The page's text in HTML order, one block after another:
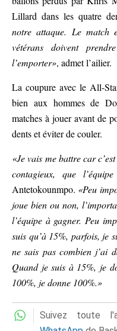
Lillard dans les quatre
notre attaque. Le match
vétérans doivent
l’emporter», admet l’ailier.
La coupure avec le All-
bien aux hommes de
matches à jouer avant de
dents et éviter de couler.
«Je vais me battre car
contagieux, que
Antetokounmpo. «Peu
joue bien ou non,
l’équipe à gagner. Peu
suis qu’à 15%, parfois, je
ne sais pas combien j’ai
Quand je suis à 15%, je
100%, je donne 100%.»
Suivez toute